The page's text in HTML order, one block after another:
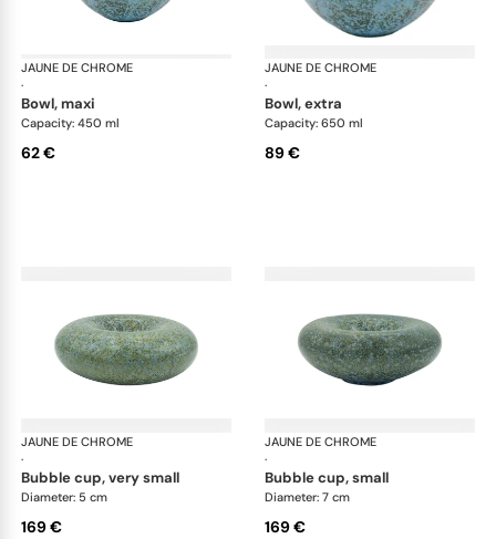
JAUNE DE CHROME
·
Nymphéa
bowl, maxi
Capacity: 450 ml
62 €
JAUNE DE CHROME
·
bowl, extra
Capacity: 650 ml
89 €
JAUNE DE CHROME
·
Nymphéa
bubble cup, very small
Diameter: 5 cm
169 €
JAUNE DE CHROME
·
bubble cup, small
Diameter: 7 cm
169 €